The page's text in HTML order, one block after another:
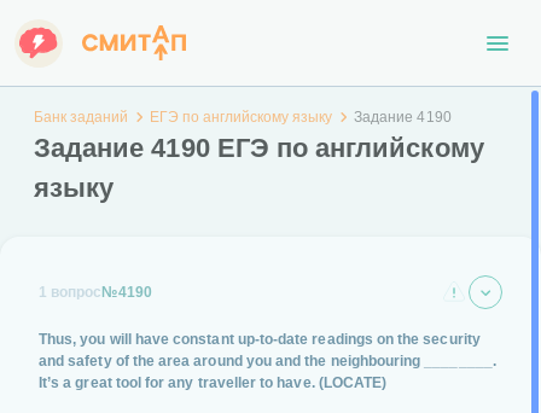
Банк заданий ЕГЭ по английскому языку Задание 4190
Задание 4190 ЕГЭ по английскому
языку
1 вопрос №4190
Thus, you will have constant up-to-date readings on the security
and safety of the area around you and the neighbouring ________.
It’s a great tool for any traveller to have. (LOCATE)